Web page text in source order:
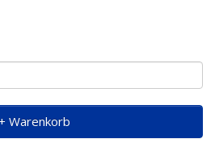
Warenkorb